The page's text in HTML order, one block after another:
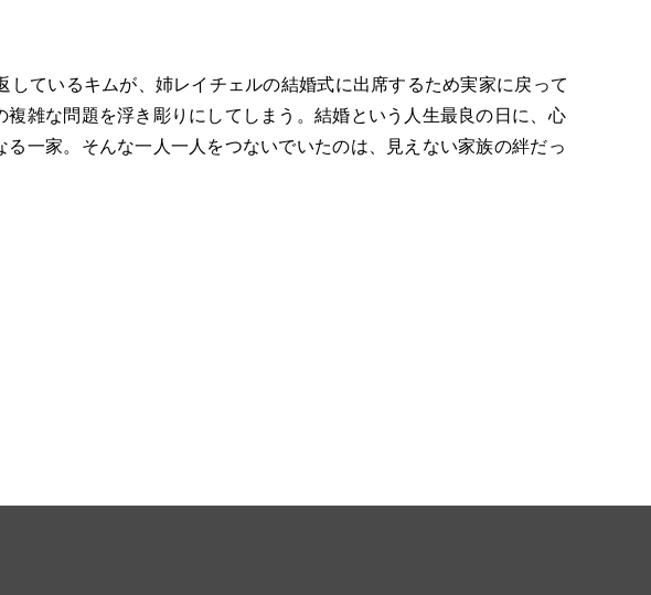
ているキムが、姉レイチェルの結婚式に出席するため実家に戻って
雑な問題を浮き彫りにしてしまう。結婚という人生最良の日に、心
一家。そんな一人一人をつないでいたのは、見えない家族の絆だっ